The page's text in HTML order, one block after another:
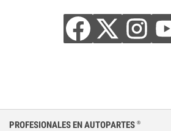
PROFESIONALES EN AUTOPARTES ®